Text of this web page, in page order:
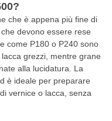
che è appena più fine di
devono essere rese
come P180 o P240 sono
grezzi, mentre grane
alla lucidatura. La
è ideale per preparare
vernice o lacca, senza